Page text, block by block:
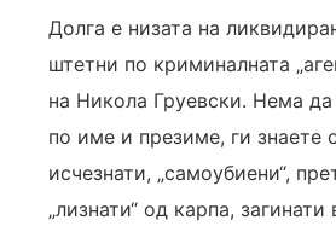
Долга е низата на
штетни по криминалната
на Никола Груевски. Нема да
по име и презиме, ги знаете
исчезнати, „самоубиени“,
„лизнати“ од карпа, загинати